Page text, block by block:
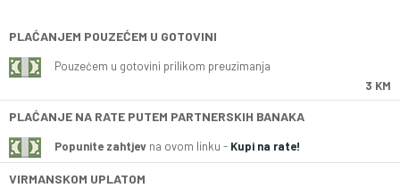
PLAĆANJEM POUZEĆEM U GOTOVINI
Pouzećem u gotovini prilikom preuzimanja
3 KM
PLAĆANJE NA RATE PUTEM PARTNERSKIH BANAKA
Popunite zahtjev na ovom linku - Kupi na rate!
VIRMANSKOM UPLATOM